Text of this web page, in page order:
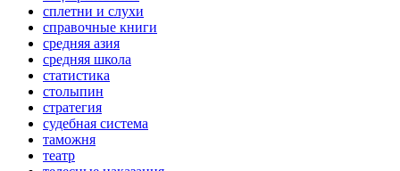
сплетни и слухи
справочные книги
средняя азия
средняя школа
статистика
столыпин
стратегия
судебная система
таможня
театр